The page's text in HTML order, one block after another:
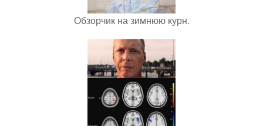
Обзорчик на зимнюю курн.